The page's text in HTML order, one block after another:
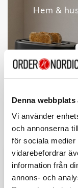
Denna
Vi använder
och annonserna
för sociala
vidarebefordrar
information från
annons- och
Hem &